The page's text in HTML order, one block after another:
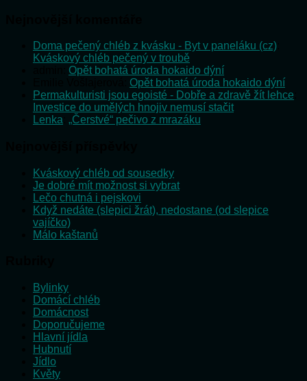
Doma pečený chléb z kvásku - Byt v paneláku (cz)
Kváskový chléb pečený v troubě
Opět bohatá úroda hokaido dýní
Opět bohatá úroda hokaido dýní
Permakulturisti jsou egoisté - Dobře a zdravě žít lehce
Investice do umělých hnojiv nemusí stačit
Lenka „Čerstvé“ pečivo z mrazáku
Kváskový chléb od sousedky
Je dobré mít možnost si vybrat
Lečo chutná i pejskovi
Když nedáte (slepici žrát), nedostane (od slepice
vajíčko)
Málo kaštanů
Bylinky
Domácí chléb
Domácnost
Doporučujeme
Hlavní jídla
Hubnutí
Jídlo
Květy